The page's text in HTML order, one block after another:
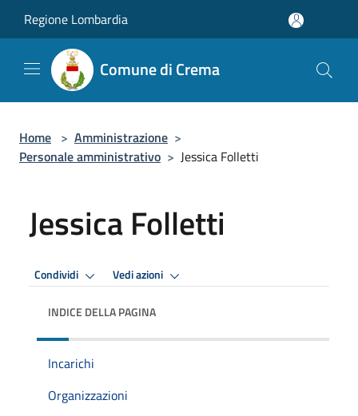
Regione Lombardia
Comune di Crema
Home > Amministrazione >
Personale amministrativo > Jessica Folletti
Jessica Folletti
Condividi Vedi azioni
INDICE DELLA PAGINA
Incarichi
Organizzazioni